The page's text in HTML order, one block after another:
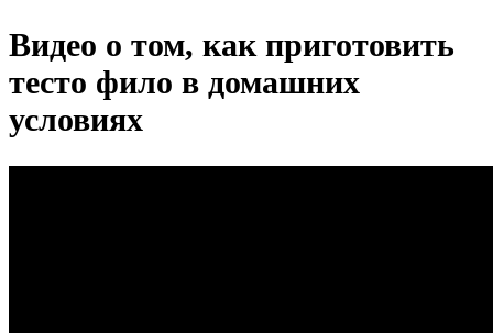
Видео о том, как приготовить
тесто фило в домашних
условиях